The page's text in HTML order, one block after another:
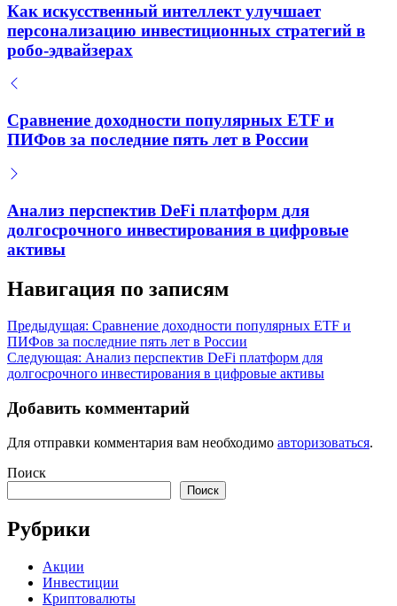
Как искусственный интеллект улучшает
персонализацию инвестиционных стратегий в
робо-эдвайзерах
Сравнение доходности популярных ETF и
ПИФов за последние пять лет в России
Анализ перспектив DeFi платформ для
долгосрочного инвестирования в цифровые
активы
Навигация по записям
Предыдущая: Сравнение доходности популярных ETF и
ПИФов за последние пять лет в России
Следующая: Анализ перспектив DeFi платформ для
долгосрочного инвестирования в цифровые активы
Добавить комментарий
Для отправки комментария вам необходимо авторизоваться.
Поиск
Поиск
Рубрики
Акции
Инвестиции
Криптовалюты